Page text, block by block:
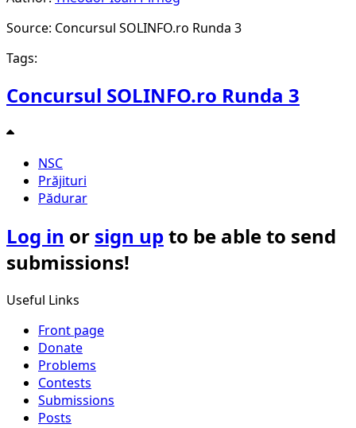
Source: Concursul SOLINFO.ro Runda 3
Tags:
Concursul SOLINFO.ro Runda 3
NSC
Prăjituri
Pădurar
Log in or sign upto be able to send
submissions!
Useful Links
Front page
Donate
Problems
Contests
Submissions
Posts